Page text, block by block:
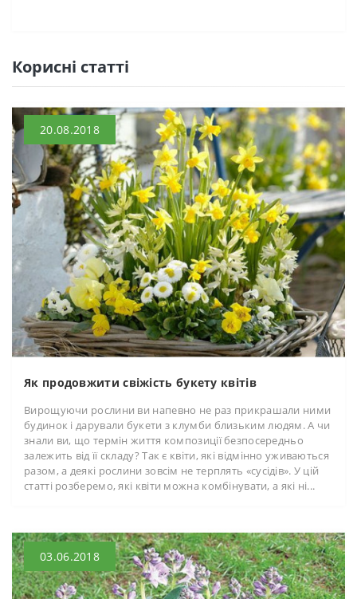
Кориснi статтi
20.08.2018
Як продовжити свіжість букету квітів
Вирощуючи рослини ви напевно не раз прикрашали ними
будинок і дарували букети з клумби близьким людям. А чи
знали ви, що термін життя композиції безпосередньо
залежить від її складу? Так є квіти, які відмінно уживаються
разом, а деякі рослини зовсім не терплять «сусідів». У цій
статті розберемо, які квіти можна комбінувати, а які ні...
03.06.2018